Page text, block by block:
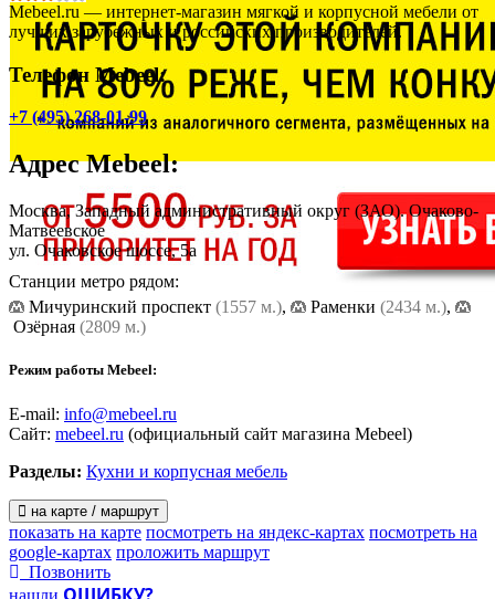
Mebeel.ru — интернет-магазин мягкой и корпусной мебели от
лучших зарубежных и российских производителей.
Телефон Mebeel:
+7 (495) 268-01-99
АдресMebeel:
Москва, Западный административный округ (ЗАО). Очаково-
Матвеевское
ул. Очаковское шоссе, 5а
Станции метро рядом:
Мичуринский проспект (1557 м.), Раменки (2434 м.),
Озёрная (2809 м.)
Режим работы Mebeel:
E-mail: info@mebeel.ru
Сайт: mebeel.ru (официальный сайт магазина Mebeel)
Разделы: Кухни и корпусная мебель
на карте / маршрут
показать на карте посмотреть на яндекс-картах посмотреть на
google-картах проложить маршрут
Позвонить
нашли ОШИБКУ?